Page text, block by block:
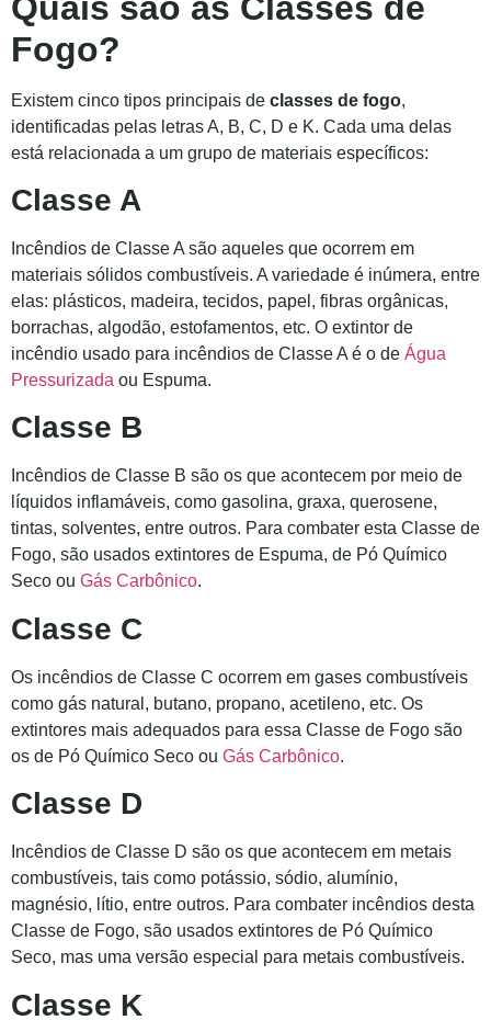
Fogo?
Existem cinco tipos principais de classes de fogo,
identificadas pelas letras A, B, C, D e K. Cada uma delas
está relacionada a um grupo de materiais específicos:
Classe A
Incêndios de Classe A são aqueles que ocorrem em
materiais sólidos combustíveis. A variedade é inúmera, entre
elas: plásticos, madeira, tecidos, papel, fibras orgânicas,
borrachas, algodão, estofamentos, etc. O extintor de
incêndio usado para incêndios de Classe A é o de Água
Pressurizada ou Espuma.
Classe B
Incêndios de Classe B são os que acontecem por meio de
líquidos inflamáveis, como gasolina, graxa, querosene,
tintas, solventes, entre outros. Para combater esta Classe de
Fogo, são usados extintores de Espuma, de Pó Químico
Seco ou Gás Carbônico.
Classe C
Os incêndios de Classe C ocorrem em gases combustíveis
como gás natural, butano, propano, acetileno, etc. Os
extintores mais adequados para essa Classe de Fogo são
os de Pó Químico Seco ou Gás Carbônico.
Classe D
Incêndios de Classe D são os que acontecem em metais
combustíveis, tais como potássio, sódio, alumínio,
magnésio, lítio, entre outros. Para combater incêndios desta
Classe de Fogo, são usados extintores de Pó Químico
Seco, mas uma versão especial para metais combustíveis.
Classe K